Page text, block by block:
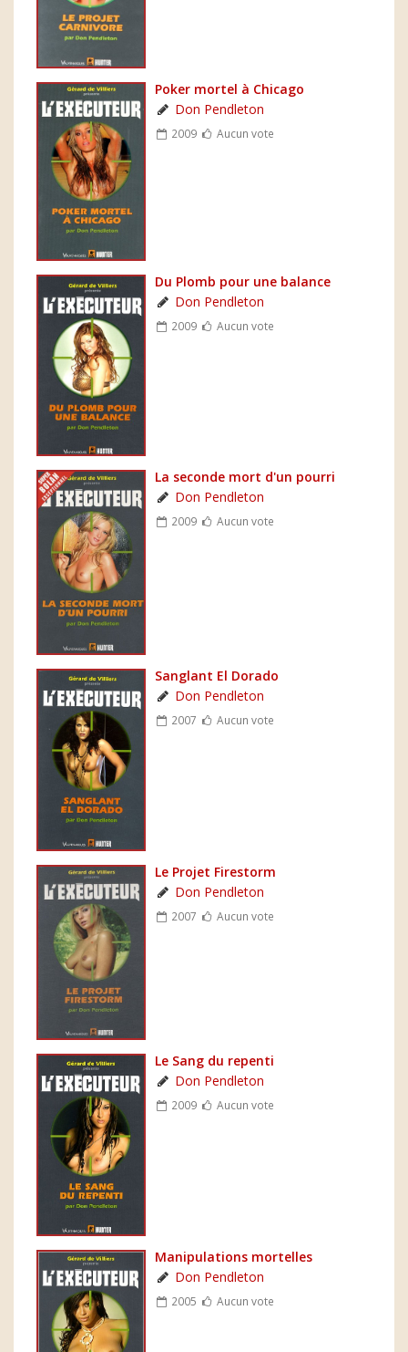
Poker mortel à Chicago
Don Pendleton
2009 Aucun vote
Du Plomb pour une balance
Don Pendleton
2009 Aucun vote
La seconde mort d'un pourri
Don Pendleton
2009 Aucun vote
Sanglant El Dorado
Don Pendleton
2007 Aucun vote
Le Projet Firestorm
Don Pendleton
2007 Aucun vote
Le Sang du repenti
Don Pendleton
2009 Aucun vote
Manipulations mortelles
Don Pendleton
2005 Aucun vote